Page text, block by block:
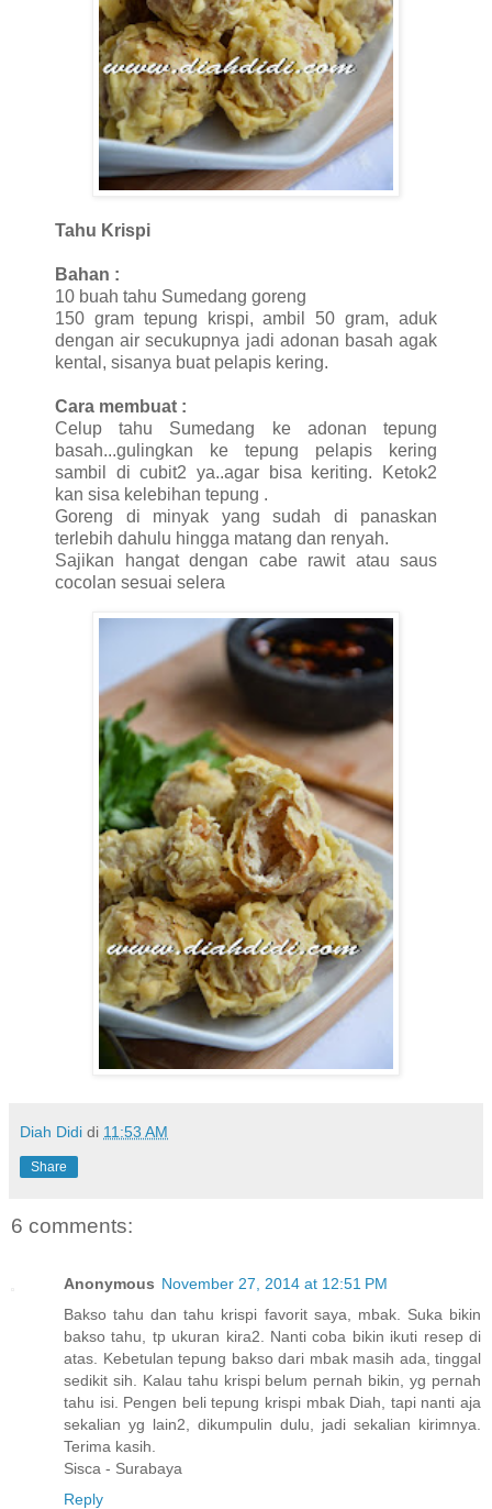
Tahu Krispi
Bahan :
10 buah tahu Sumedang goreng
150 gram tepung krispi, ambil 50 gram, aduk
dengan air secukupnya jadi adonan basah agak
kental, sisanya buat pelapis kering.
Cara membuat :
Celup tahu Sumedang ke adonan tepung
basah...gulingkan ke tepung pelapis kering
sambil di cubit2 ya..agar bisa keriting. Ketok2
kan sisa kelebihan tepung .
Goreng di minyak yang sudah di panaskan
terlebih dahulu hingga matang dan renyah.
Sajikan hangat dengan cabe rawit atau saus
cocolan sesuai selera
Diah Didi di 11:53 AM
Share
6 comments:
Anonymous November 27, 2014 at 12:51 PM
Bakso tahu dan tahu krispi favorit saya, mbak. Suka bikin
bakso tahu, tp ukuran kira2. Nanti coba bikin ikuti resep di
atas. Kebetulan tepung bakso dari mbak masih ada, tinggal
sedikit sih. Kalau tahu krispi belum pernah bikin, yg pernah
tahu isi. Pengen beli tepung krispi mbak Diah, tapi nanti aja
sekalian yg lain2, dikumpulin dulu, jadi sekalian kirimnya.
Terima kasih.
Sisca - Surabaya
Reply